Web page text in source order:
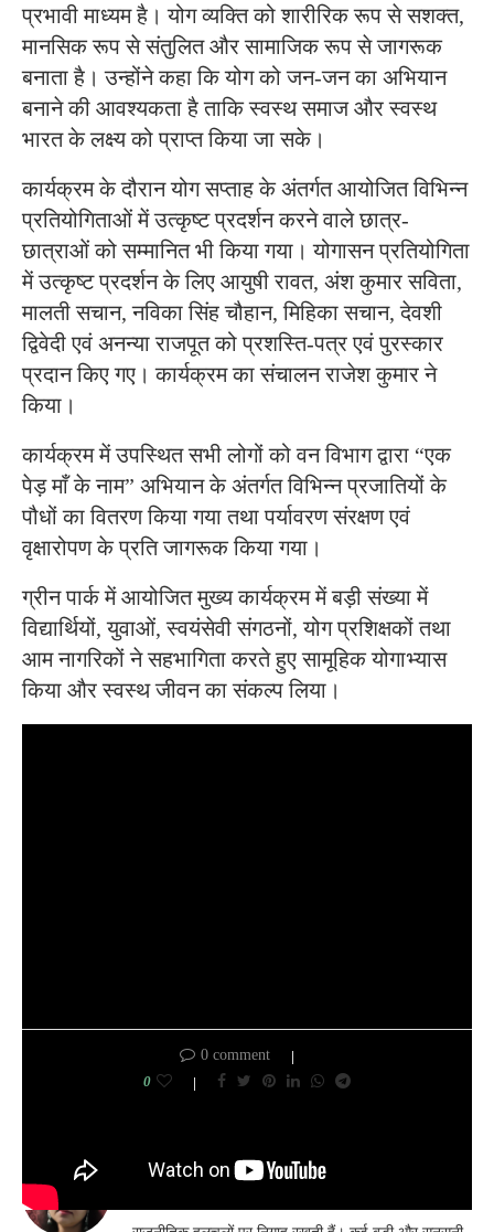
प्रभावी माध्यम है। योग व्यक्ति को शारीरिक रूप से सशक्त,
मानसिक रूप से संतुलित और सामाजिक रूप से जागरूक
बनाता है। उन्होंने कहा कि योग को जन-जन का अभियान
बनाने की आवश्यकता है ताकि स्वस्थ समाज और स्वस्थ
भारत के लक्ष्य को प्राप्त किया जा सके।
कार्यक्रम के दौरान योग सप्ताह के अंतर्गत आयोजित विभिन्न
प्रतियोगिताओं में उत्कृष्ट प्रदर्शन करने वाले छात्र-
छात्राओं को सम्मानित भी किया गया। योगासन प्रतियोगिता
में उत्कृष्ट प्रदर्शन के लिए आयुषी रावत, अंश कुमार सविता,
मालती सचान, नविका सिंह चौहान, मिहिका सचान, देवशी
द्विवेदी एवं अनन्या राजपूत को प्रशस्ति-पत्र एवं पुरस्कार
प्रदान किए गए। कार्यक्रम का संचालन राजेश कुमार ने
किया।
कार्यक्रम में उपस्थित सभी लोगों को वन विभाग द्वारा “एक
पेड़ माँ के नाम” अभियान के अंतर्गत विभिन्न प्रजातियों के
पौधों का वितरण किया गया तथा पर्यावरण संरक्षण एवं
वृक्षारोपण के प्रति जागरूक किया गया।
ग्रीन पार्क में आयोजित मुख्य कार्यक्रम में बड़ी संख्या में
विद्यार्थियों, युवाओं, स्वयंसेवी संगठनों, योग प्रशिक्षकों तथा
आम नागरिकों ने सहभागिता करते हुए सामूहिक योगाभ्यास
किया और स्वस्थ जीवन का संकल्प लिया।
0 comment
0
ARTI PANDEY